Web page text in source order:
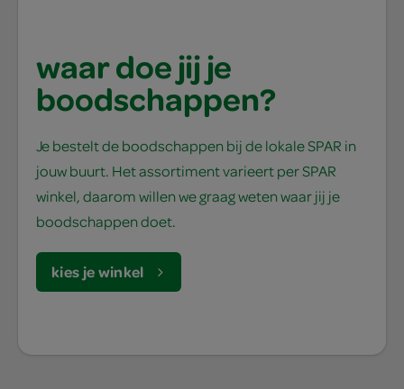
waar doe jij je
boodschappen?
Je bestelt de boodschappen bij de lokale SPAR in
jouw buurt. Het assortiment varieert per SPAR
winkel, daarom willen we graag weten waar jij je
boodschappen doet.
kies je winkel